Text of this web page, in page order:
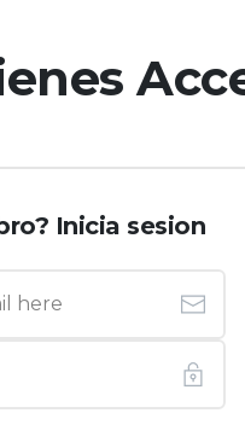
Inicia sesion